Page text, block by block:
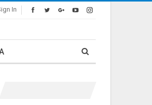
In